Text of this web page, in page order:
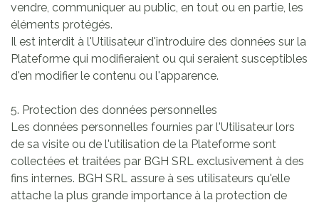
vendre, communiquer au public, en tout ou en partie, les
éléments protégés.
Il est interdit à l'Utilisateur d'introduire des données sur la
Plateforme qui modifieraient ou qui seraient susceptibles
d'en modifier le contenu ou l'apparence.
5. Protection des données personnelles
Les données personnelles fournies par l'Utilisateur lors
de sa visite ou de l'utilisation de la Plateforme sont
collectées et traitées par BGH SRL exclusivement à des
fins internes. BGH SRL assure à ses utilisateurs qu'elle
attache la plus grande importance à la protection de